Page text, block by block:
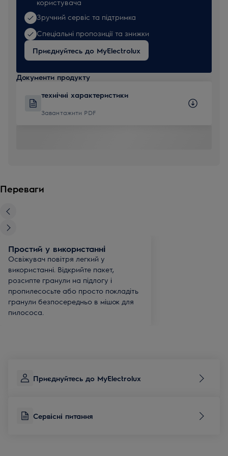
користувача
Зручний сервіс та підтримка
Спеціальні пропозиції та знижки
Приєднуйтесь до MyElectrolux
Документи продукту
технічні характеристики
Завантажити PDF
Переваги
Простий у використанні
Освіжувач повітря легкий у
використанні. Відкрийте пакет,
розсипте гранули на підлогу і
пропилесосьте або просто покладіть
гранули безпосередньо в мішок для
пилососа.
Приєднуйтесь до MyElectrolux
Сервісні питання